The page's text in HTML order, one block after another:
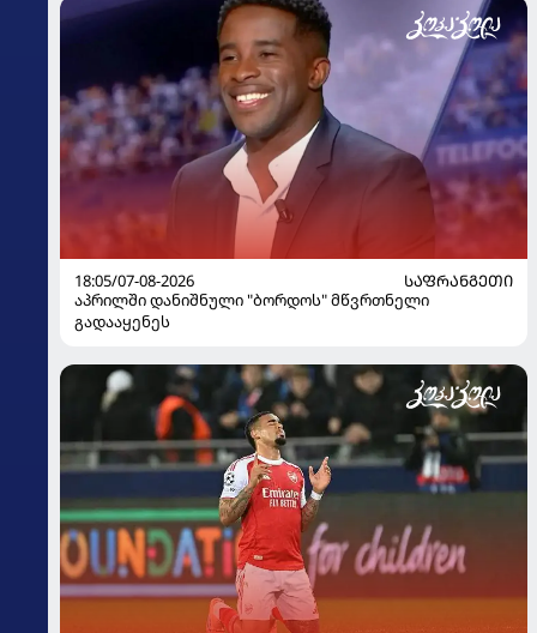
18:05/07-08-2026
ᲡᲐᲤᲠᲐᲜᲒᲔᲗᲘ
აპრილში დანიშნული "ბორდოს" მწვრთნელი
გადააყენეს